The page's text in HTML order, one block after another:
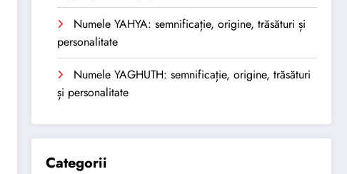
Numele YAHYA: semnificație, origine, trăsături și
personalitate
Numele YAGHUTH: semnificație, origine, trăsături
și personalitate
Categorii